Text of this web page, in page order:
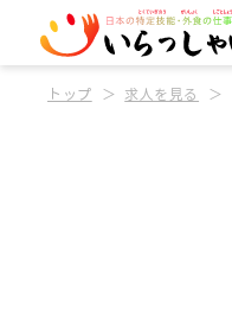
トップ 求人を見る